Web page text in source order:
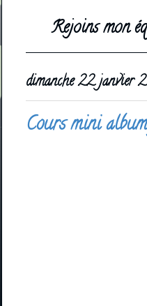
Rejoins mon
dimanche 22 janvier
Cours mini